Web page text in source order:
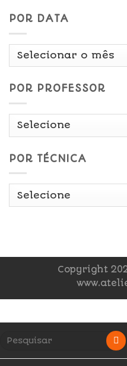
POR DATA
Por
POR PROFESSOR
POR TÉCNICA
Copyright